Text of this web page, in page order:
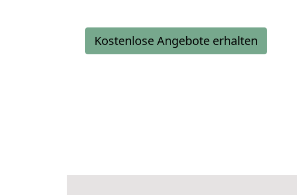
Kostenlose Angebote erhalten